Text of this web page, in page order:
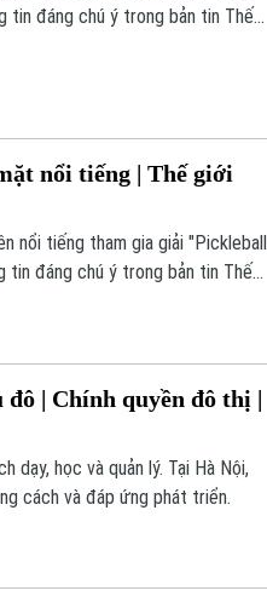
tin đáng chú ý trong bản tin Thế
nổi tiếng | Thế giới
nổi tiếng tham gia giải "Pickleball
tin đáng chú ý trong bản tin Thế
| Chính quyền đô thị |
dạy, học và quản lý. Tại Hà Nội,
cách và đáp ứng phát triển.